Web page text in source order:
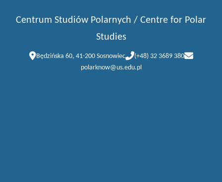
Centrum Studiów Polarnych / Centre for Polar
Studies
Będzińska 60, 41-200 Sosnowiec
(+48) 32 3689 380
polarknow@us.edu.pl